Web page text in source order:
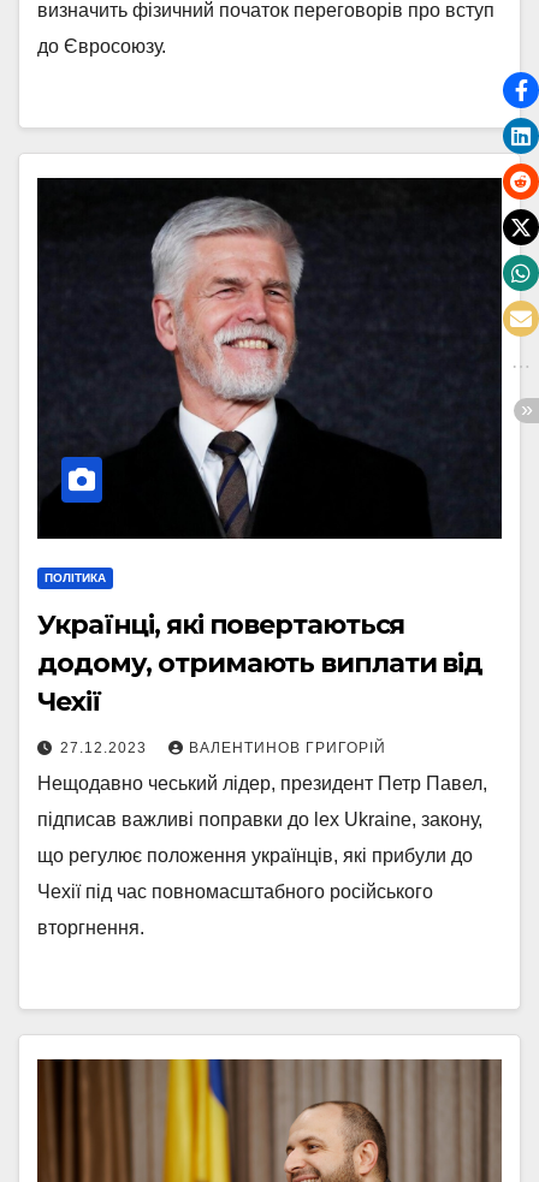
визначить фізичний початок переговорів про вступ
до Євросоюзу.
ПОЛІТИКА
Українці, які повертаються
додому, отримають виплати від
Чехії
27.12.2023 ВАЛЕНТИНОВ ГРИГОРІЙ
Нещодавно чеський лідер, президент Петр Павел,
підписав важливі поправки до lex Ukraine, закону,
що регулює положення українців, які прибули до
Чехії під час повномасштабного російського
вторгнення.